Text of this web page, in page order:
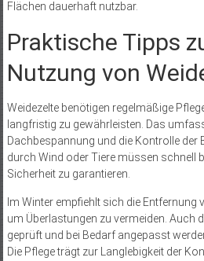
Flächen dauerhaft nutzbar.
Praktische Tipps
Nutzung von
Weidezelte benötigen regelmäßige
langfristig zu gewährleisten. Das
Dachbespannung und die Kontrolle der
durch Wind oder Tiere müssen schnell
Sicherheit zu garantieren.
Im Winter empfiehlt sich die Entfernung
um Überlastungen zu vermeiden. Auch
geprüft und bei Bedarf angepasst
Die Pflege trägt zur Langlebigkeit der